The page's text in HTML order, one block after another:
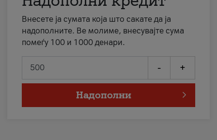
Внесете ја сумата која што сакате да ја
надополните. Ве молиме, внесувајте сума
помеѓу 100 и 1000 денари.
- +
Надополни